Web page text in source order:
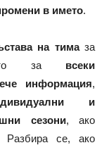
в името.
на тимаза
като за всеки
информация,
и
сезони, ако
Разбира се, ако